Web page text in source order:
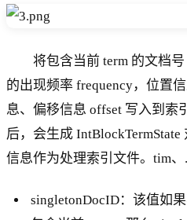
将包含当前 term 的文档号
的出现频率 frequency，位置
息、偏移信息 offset 写入到索
后，会生成
信息作为处理索引文件。tim、
singletonDocID：该值如